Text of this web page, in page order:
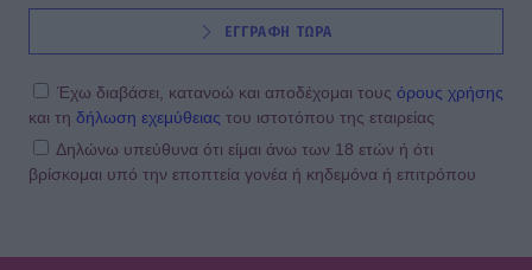
SHOWBIZ
Δανάη Μπάρκα: Η αποστομωτική
περί πλαστικής στο Instagram
SHOWBIZ
ΕΓΓΡΑΦΗ ΤΩΡΑ
Έχω διαβάσει, κατανοώ και αποδέχομαι τους όρους χρήσης
και τη δήλωση εχεμύθειας του ιστοτόπου της εταιρείας
Δηλώνω υπεύθυνα ότι είμαι άνω των 18 ετών ή ότι
βρίσκομαι υπό την εποπτεία γονέα ή κηδεμόνα ή επιτρόπου